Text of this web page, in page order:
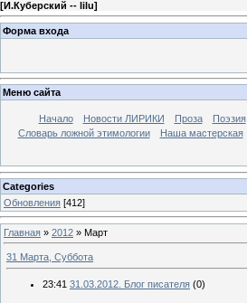
[И.Куберский -- lilu]
Форма входа
Меню сайта
Начало Новости ЛИРИКИ Проза Поэзия
Словарь ложной этимологии
Наша мастерская
Categories
Обновления [412]
Главная » 2012 » Март
31 Марта, Суббота
23:41 31.03.2012. Блог писателя (0)